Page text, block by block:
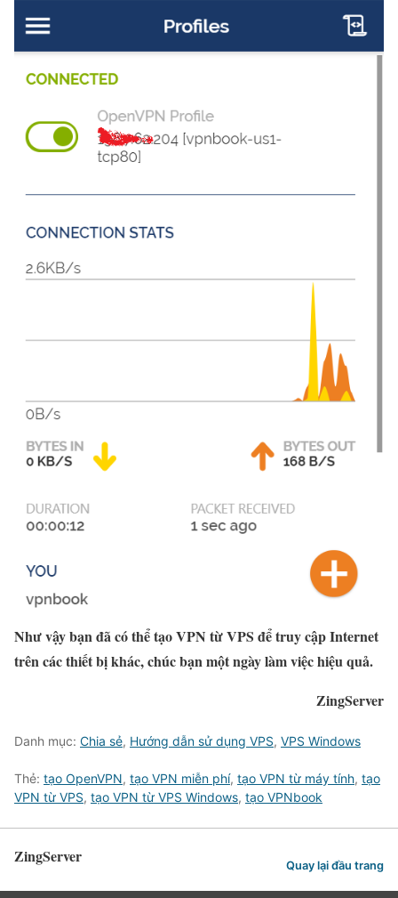
Như vậy bạn đã có thể tạo VPN từ VPS để truy cập Internet
trên các thiết bị khác, chúc bạn một ngày làm việc hiệu quả.
ZingServer
Danh mục: Chia sẻ, Hướng dẫn sử dụng VPS, VPS Windows
Thẻ: tạo OpenVPN, tạo VPN miễn phí, tạo VPN từ máy tính, tạo
VPN từ VPS, tạo VPN từ VPS Windows, tạo VPNbook
ZingServer Quay lại đầu trang